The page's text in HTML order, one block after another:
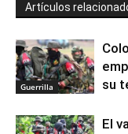
Artículos
Guerrilla
su
El